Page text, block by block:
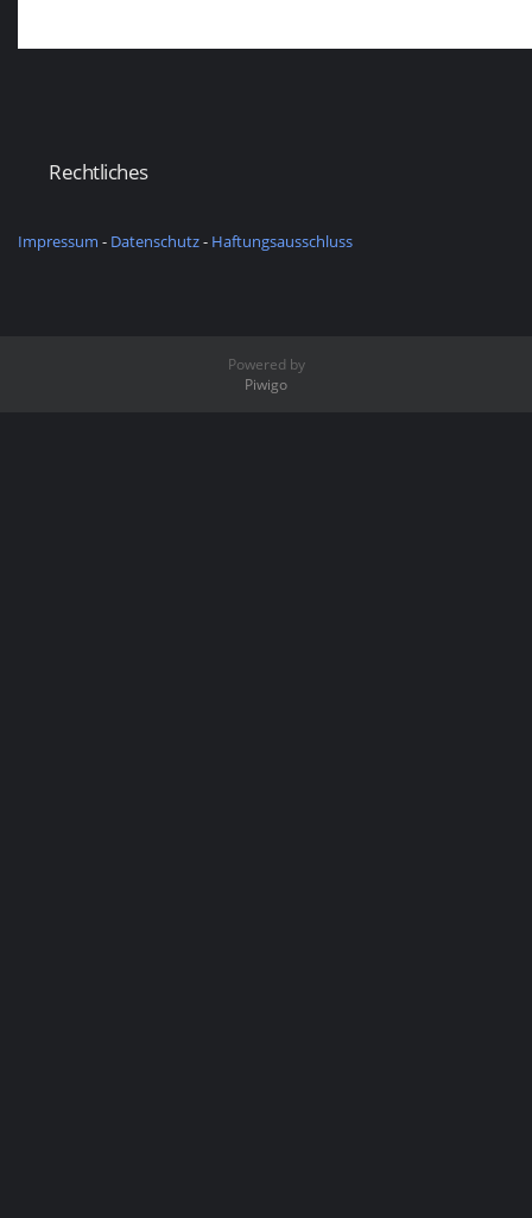
Rechtliches
Impressum - Datenschutz- Haftungsausschluss
Powered by
Piwigo